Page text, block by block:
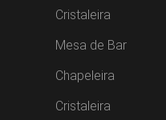
Cristaleira
Mesa de Bar
Chapeleira
Cristaleira